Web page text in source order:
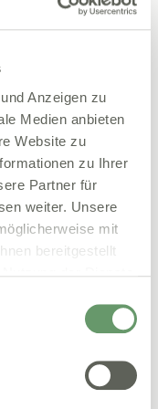
Anzeigen zu
Medien anbieten
Website zu
zu Ihrer
Partner für
weiter. Unsere
mit
bereitgestellt
der Dienste
dauerhaft
Sie mehr
technisch
auf die
hat. Google
mit guter
logischer